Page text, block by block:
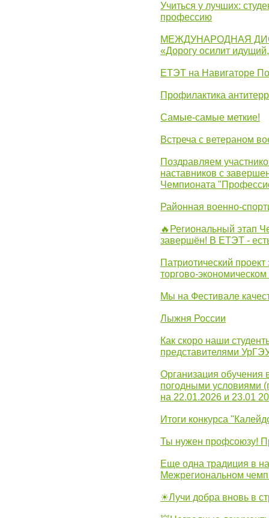
Учиться у лучших:
профессию
МЕЖДУНАРОДНАЯ
«Дорогу осилит
ЕТЭТ на Навигаторе
Профилактика
Самые-самые меткие!
Встреча с ветераном
Поздравляем
наставников с
Чемпионата
Районная военно-
🔥Региональный этап
завершён! В ЕТЭТ -
Патриотический
торгово-
Мы на Фестивале
Лыжня России
Как скоро наши
представителями
Организация обучения
погодными условиями
на 22.01.2026 и 23.01
Итоги конкурса
Ты нужен профсоюзу!
Еще одна традиция в
Межрегиональном
☀Лучи добра вновь в